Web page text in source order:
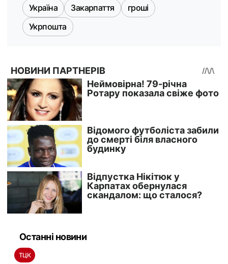
Україна Закарпаття
гроші
Укрпошта
Останні новини
ТЦК